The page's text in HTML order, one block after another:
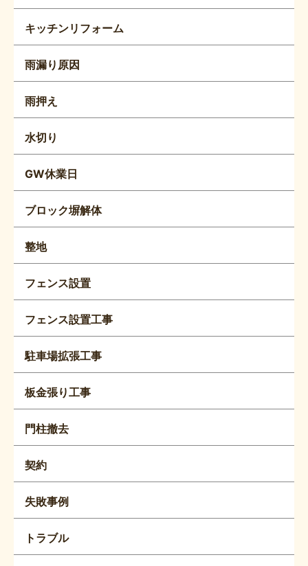
キッチンリフォーム
雨漏り原因
雨押え
水切り
GW休業日
ブロック塀解体
整地
フェンス設置
フェンス設置工事
駐車場拡張工事
板金張り工事
門柱撤去
契約
失敗事例
トラブル